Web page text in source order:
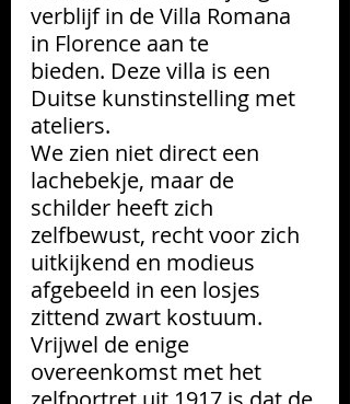
verblijf in de Villa Romana
in Florence aan te
bieden. Deze villa is een
Duitse kunstinstelling met
ateliers.
We zien niet direct een
lachebekje, maar de
schilder heeft zich
zelfbewust, recht voor zich
uitkijkend en modieus
afgebeeld in een losjes
zittend zwart kostuum.
Vrijwel de enige
overeenkomst met het